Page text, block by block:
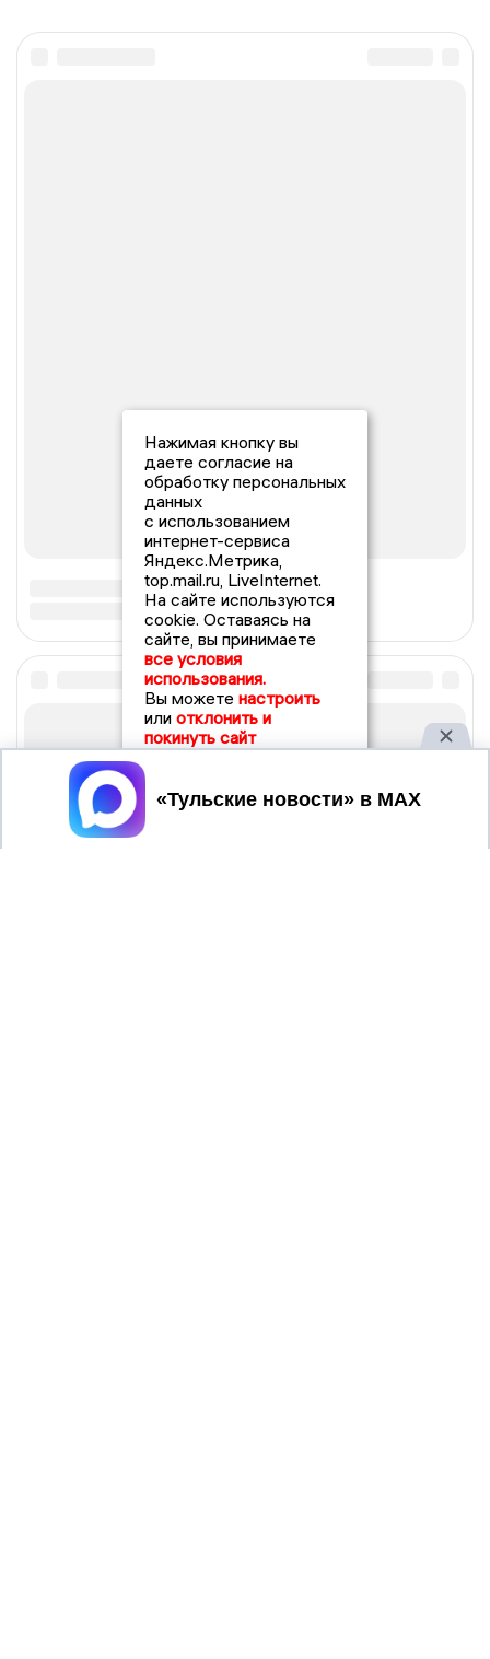
Нажимая кнопку вы
даете согласие на
обработку персональных
данных
с использованием
интернет-сервиса
Яндекс.Метрика,
top.mail.ru, LiveInternet.
На сайте используются
cookie. Оставаясь на
сайте, вы принимаете
все условия
использования.
Вы можете настроить
или отклонить и
покинуть сайт
Принять